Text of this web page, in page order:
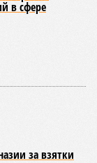
составило
готовое
нормам по
клещей,
каждого из